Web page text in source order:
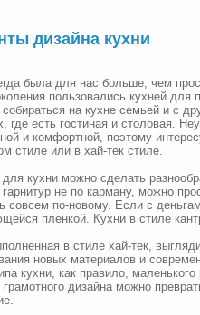
дизайна кухни
была для нас больше, чем
пользовались кухней
на кухне семьей и с
где есть гостиная и столовая.
и комфортной, поэтому
стиле или в хай-тек стиле.
для кухни можно сделать
гарнитур не по карману, можно
совсем по-новому. Если с
пленкой. Кухни в стиле
в стиле хай-тек,
новых материалов и
кухни, как правило,
дизайна можно